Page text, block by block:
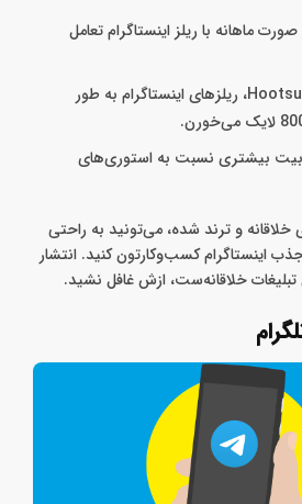
به صورت ماهانه با ریلز اینستاگرام تعامل
بر اساس آمارهای Hootsuite، ریلزهای اینستاگرام به طور
بیشتری نسبت به استوری‌های
خلاقانه و ترند شده، می‌تونید به راحتی
اینستاگرام کسب‌وکارتون کنید. انتشار
تبلیغات خلاقانه‌ست، ازش غافل نشید.